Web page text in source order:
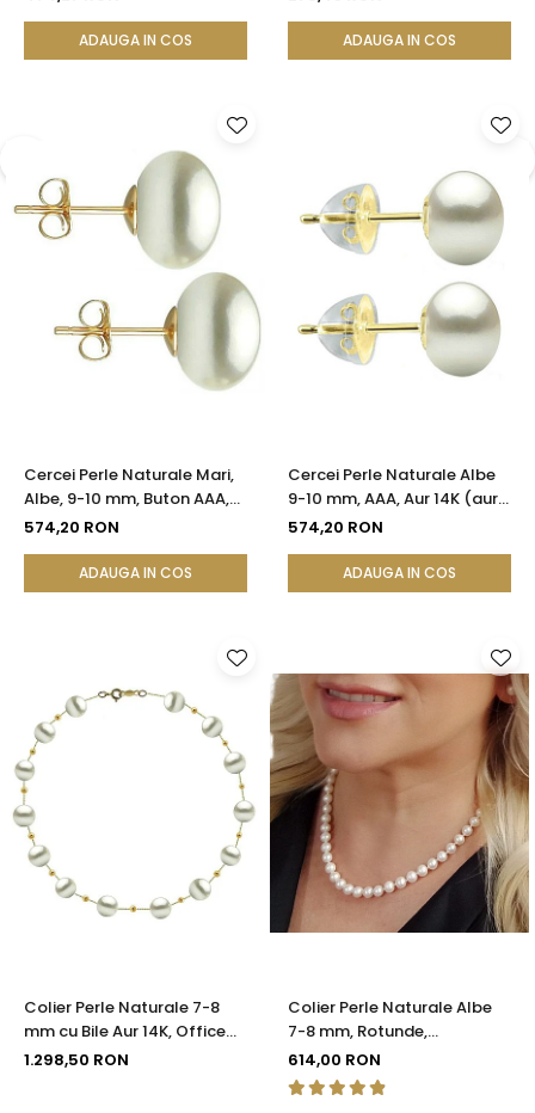
ADAUGA IN COS ADAUGA IN COS
Cercei Perle Naturale Mari,
Albe, 9-10 mm, Buton AAA,
Aur 14K (aur 585), Tip Șurub |
574,20 RON
ADAUGA IN COS
Cercei Perle Naturale Albe
9-10 mm, AAA, Aur 14K (aur
585), Tip Șurub cu Fluturași
574,20 RON
ADAUGA IN COS
Colier Perle Naturale 7-8
mm cu Bile Aur 14K, Office
Elegant | KASKADDA®
1.298,50 RON
Colier Perle Naturale Albe
7-8 mm, Rotunde,
Închizătoare Argint 925 |
KASKADDA®
614,00 RON